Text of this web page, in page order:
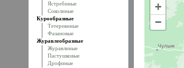
Ястребиные
Соколиные
Курообразные
Тетеревиные
Фазановые
Журавлеобразные
Журавлиные
Пастушковые
Дрофиные
+
−